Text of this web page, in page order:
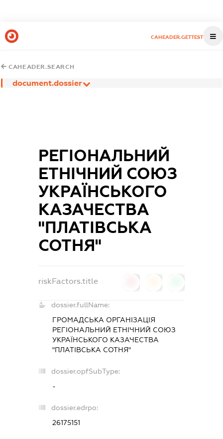
CAHEADER.GETTEST
CAHEADER.SEARCH
document.dossier
РЕГІОНАЛЬНИЙ
ЕТНІЧНИЙ СОЮЗ
УКРАЇНСЬКОГО
КАЗАЧЕСТВА
"ПЛАТІВСЬКА
СОТНЯ"
riskFactors.title
dossier.fullName:
ГРОМАДСЬКА ОРГАНІЗАЦІЯ
РЕГІОНАЛЬНИЙ ЕТНІЧНИЙ СОЮЗ
УКРАЇНСЬКОГО КАЗАЧЕСТВА
"ПЛАТІВСЬКА СОТНЯ"
dossier.opfSubType:
-
dossier.edrpo:
26175151